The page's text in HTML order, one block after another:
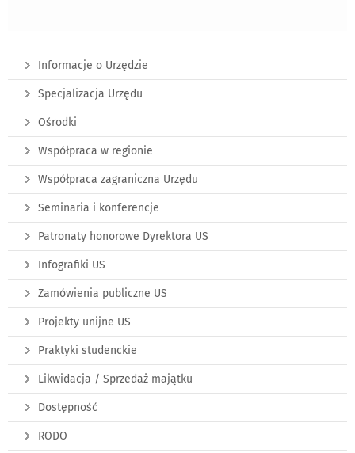
Informacje o Urzędzie
Specjalizacja Urzędu
Ośrodki
Współpraca w regionie
Współpraca zagraniczna Urzędu
Seminaria i konferencje
Patronaty honorowe Dyrektora US
Infografiki US
Zamówienia publiczne US
Projekty unijne US
Praktyki studenckie
Likwidacja / Sprzedaż majątku
Dostępność
RODO